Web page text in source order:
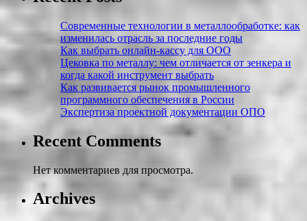
Современные технологии в металлообработке: как
изменилась отрасль за последние годы
Как выбрать онлайн-кассу для ООО
Цековка по металлу: чем отличается от зенкера и
когда какой инструмент выбрать
Как развивается рынок промышленного
программного обеспечения в России
Экспертиза проектной документации ОПО
Recent Comments
Нет комментариев для просмотра.
Archives